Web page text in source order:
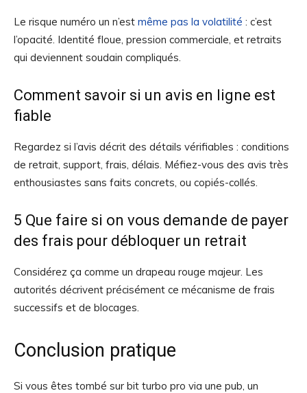
Le risque numéro un n’est même pas la volatilité : c’est
l’opacité. Identité floue, pression commerciale, et retraits
qui deviennent soudain compliqués.
Comment savoir si un avis en ligne est
fiable
Regardez si l’avis décrit des détails vérifiables : conditions
de retrait, support, frais, délais. Méfiez-vous des avis très
enthousiastes sans faits concrets, ou copiés-collés.
5 Que faire si on vous demande de payer
des frais pour débloquer un retrait
Considérez ça comme un drapeau rouge majeur. Les
autorités décrivent précisément ce mécanisme de frais
successifs et de blocages.
Conclusion pratique
Si vous êtes tombé sur bit turbo pro via une pub, un